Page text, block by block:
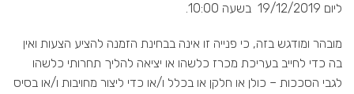
ליום 19/12/2019 בשעה 10:00.
מובהר ומודגש בזה, כי פנייה זו אינה בבחינת הזמנה להציע הצעות ואין
בה כדי לחייב בעריכת מכרז כלשהו או יציאה להליך תחרותי כלשהו
לגבי הסככות – כולן או חלקן או בכלל ו/או כדי ליצור מחויבות ו/או בסיס